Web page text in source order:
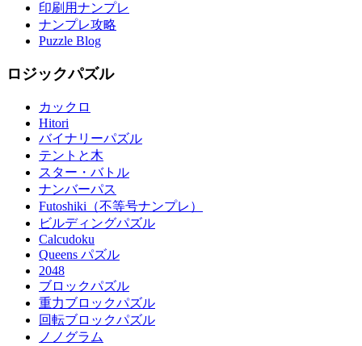
印刷用ナンプレ
ナンプレ攻略
Puzzle Blog
ロジックパズル
カックロ
Hitori
バイナリーパズル
テントと木
スター・バトル
ナンバーパス
Futoshiki（不等号ナンプレ）
ビルディングパズル
Calcudoku
Queens パズル
2048
ブロックパズル
重力ブロックパズル
回転ブロックパズル
ノノグラム